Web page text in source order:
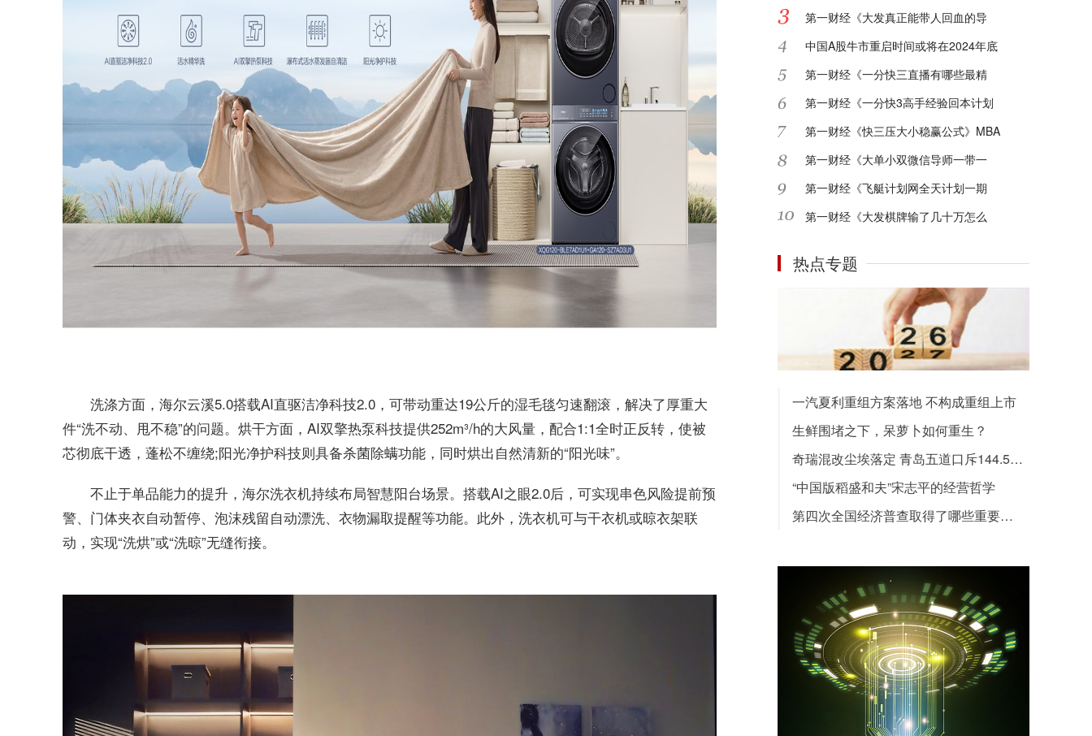
洗涤方面，海尔云溪5.0搭载AI直驱洁净科技2.0，可带动重达19公斤的湿毛毯匀速翻滚，解决了厚重大
件“洗不动、甩不稳”的问题。烘干方面，AI双擎热泵科技提供252m³/h的大风量，配合1:1全时正反转，使被
芯彻底干透，蓬松不缠绕;阳光净护科技则具备杀菌除螨功能，同时烘出自然清新的“阳光味”。
不止于单品能力的提升，海尔洗衣机持续布局智慧阳台场景。搭载AI之眼2.0后，可实现串色风险提前预
警、门体夹衣自动暂停、泡沫残留自动漂洗、衣物漏取提醒等功能。此外，洗衣机可与干衣机或晾衣架联
动，实现“洗烘”或“洗晾”无缝衔接。
第一财经《大发真正能带人回血的导
中国A股牛市重启时间或将在2024年底
第一财经《一分快三直播有哪些最精
第一财经《一分快3高手经验回本计划
第一财经《快三压大小稳赢公式》MBA
第一财经《大单小双微信导师一带一
第一财经《飞艇计划网全天计划一期
第一财经《大发棋牌输了几十万怎么
热点专题
一汽夏利重组方案落地 不构成重组上市
生鲜围堵之下，呆萝卜如何重生？
奇瑞混改尘埃落定 青岛五道口斥144.5亿胜出
“中国版稻盛和夫”宋志平的经营哲学
第四次全国经济普查取得了哪些重要成果？